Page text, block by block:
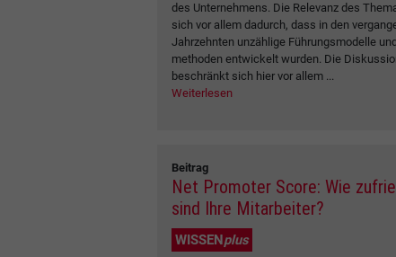
des Unternehmens. Die Relevanz des
sich vor allem dadurch, dass in den
Jahrzehnten unzählige Führungsmodelle
methoden entwickelt wurden. Die
beschränkt sich hier vor allem ...
Weiterlesen
Beitrag
Net Promoter Score: Wie
sind Ihre Mitarbeiter?
WISSENplus